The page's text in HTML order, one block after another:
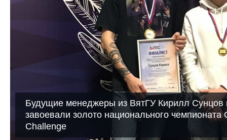
Будущие менеджеры из ВятГУ Кирилл Сунцов
завоевали золото национального чемпионата
Challenge